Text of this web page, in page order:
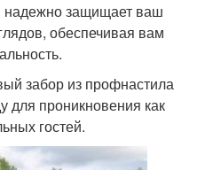
надежно защищает ваш
обеспечивая вам
забор из профнастила
для проникновения как
гостей.